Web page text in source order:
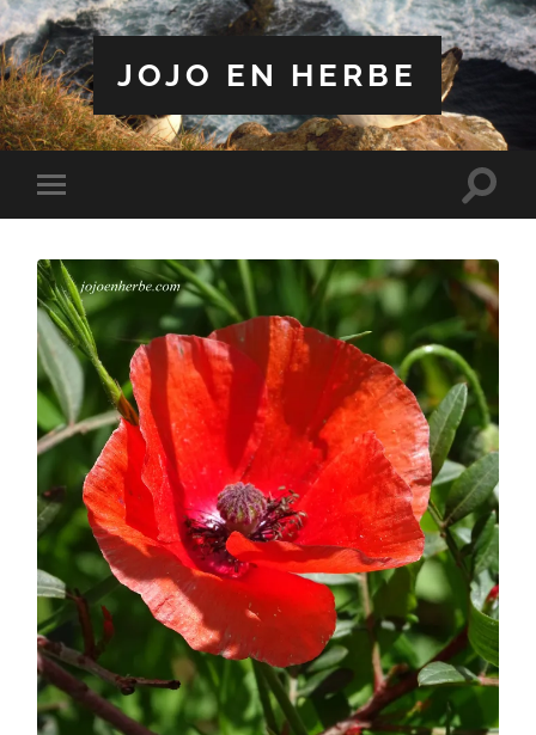
JOJO EN HERBE
Toggle
mobile
Toggle